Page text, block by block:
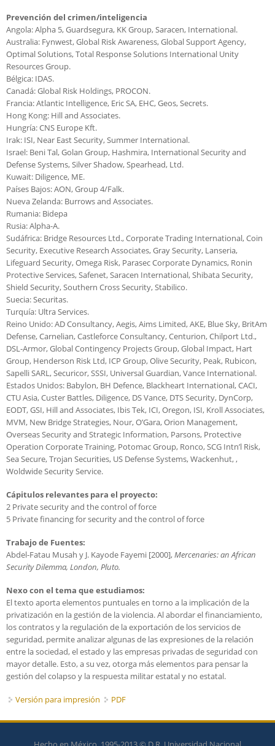
Prevención del crimen/inteligencia
Angola: Alpha 5, Guardsegura, KK Group, Saracen, International.
Australia: Fynwest, Global Risk Awareness, Global Support Agency,
Optimal Solutions, Total Response Solutions International Unity
Resources Group.
Bélgica: IDAS.
Canadá: Global Risk Holdings, PROCON.
Francia: Atlantic Intelligence, Eric SA, EHC, Geos, Secrets.
Hong Kong: Hill and Associates.
Hungría: CNS Europe Kft.
Irak: ISI, Near East Security, Summer International.
Israel: Beni Tal, Golan Group, Hashmira, International Security and
Defense Systems, Silver Shadow, Spearhead, Ltd.
Kuwait: Diligence, ME.
Países Bajos: AON, Group 4/Falk.
Nueva Zelanda: Burrows and Associates.
Rumania: Bidepa
Rusia: Alpha-A.
Sudáfrica: Bridge Resources Ltd., Corporate Trading International, Coin
Security, Executive Research Associates, Gray Security, Lanseria,
Lifeguard Security, Omega Risk, Parasec Corporate Dynamics, Ronin
Protective Services, Safenet, Saracen International, Shibata Security,
Shield Security, Southern Cross Security, Stabilico.
Suecia: Securitas.
Turquía: Ultra Services.
Reino Unido: AD Consultancy, Aegis, Aims Limited, AKE, Blue Sky, BritAm
Defense, Carnelian, Castleforce Consultancy, Centurion, Chilport Ltd.,
DSL-Armor, Global Contingency Projects Group, Global Impact, Hart
Group, Henderson Risk Ltd, ICP Group, Olive Security, Peak, Rubicon,
Sapelli SARL, Securicor, SSSI, Universal Guardian, Vance International.
Estados Unidos: Babylon, BH Defence, Blackheart International, CACI,
CTU Asia, Custer Battles, Diligence, DS Vance, DTS Security, DynCorp,
EODT, GSI, Hill and Associates, Ibis Tek, ICI, Oregon, ISI, Kroll Associates,
MVM, New Bridge Strategies, Nour, O’Gara, Orion Management,
Overseas Security and Strategic Information, Parsons, Protective
Operation Corporate Training, Potomac Group, Ronco, SCG Intn’l Risk,
Sea Secure, Trojan Securities, US Defense Systems, Wackenhut, ,
Woldwide Security Service.
Cápitulos relevantes para el proyecto:
2 Private security and the control of force
5 Private financing for security and the control of force
Trabajo de Fuentes:
Abdel-Fatau Musah y J. Kayode Fayemi [2000],Mercenaries: an African
Security Dilemma, London, Pluto.
Nexo con el tema que estudiamos:
El texto aporta elementos puntuales en torno a la implicación de la
privatización en la gestión de la violencia. Al abordar el financiamiento,
los contratos y la regulación de la exportación de los servicios de
seguridad, permite analizar algunas de las expresiones de la relación
entre la sociedad, el estado y las empresas privadas de seguridad con
mayor detalle. Esto, a su vez, otorga más elementos para pensar la
gestión del colapso y la respuesta militar estatal y no estatal.
Versión para impresión PDF